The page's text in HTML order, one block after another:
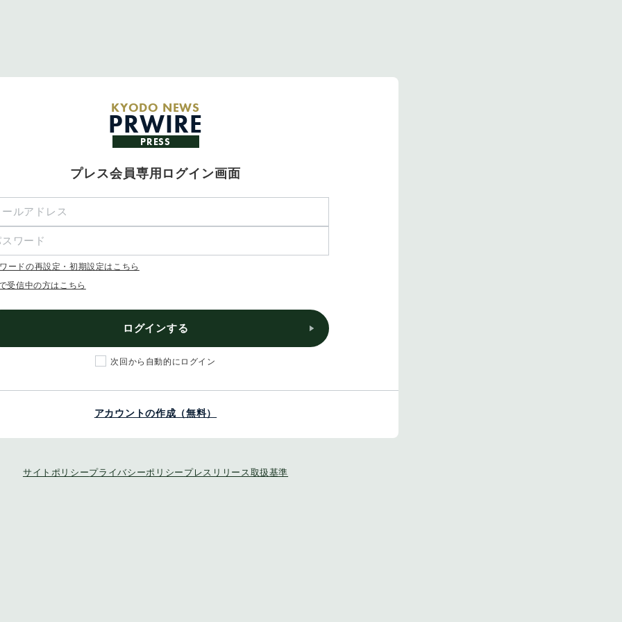
KYODO NEWS
PRWIRE
PRESS
プレス会員専用ログイン画面
ードの再設定・初期設定はこちら
受信中の方はこちら
ログインする
次回から自動的にログイン
アカウントの作成（無料）
サイトポリシープライバシーポリシー プレスリリース取扱基準